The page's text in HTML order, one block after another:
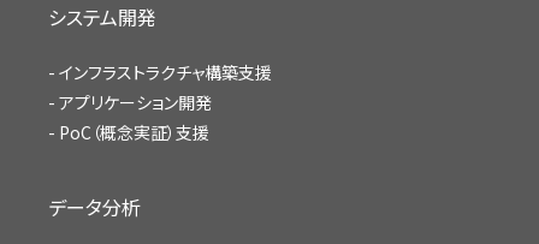
システム開発
インフラストラクチャ構築支援
アプリケーション開発
PoC（概念実証）支援
データ分析